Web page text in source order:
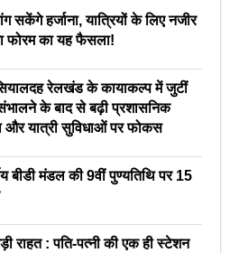
सकेंगे हर्जाना, यात्रियों के लिए नजीर
फोरम का यह फैसला!
रेलखंड के कायाकल्प में जुटीं
के बाद से बढ़ी प्रशासनिक
और यात्री सुविधाओं पर फोकस
बीडी मंडल की 9वीं पुण्यतिथि पर 15
राहत : पति-पत्नी की एक ही स्टेशन